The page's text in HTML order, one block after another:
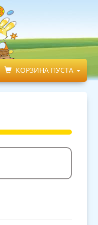
КОРЗИНА ПУСТА